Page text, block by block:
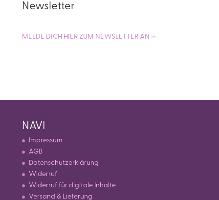
Newsletter
MELDE DICH HIER ZUM NEWSLETTER AN ›››
NAVI
Impressum
AGB
Datenschutzerklärung
Widerruf
Widerruf für digitale Inhalte
Versand & Lieferung